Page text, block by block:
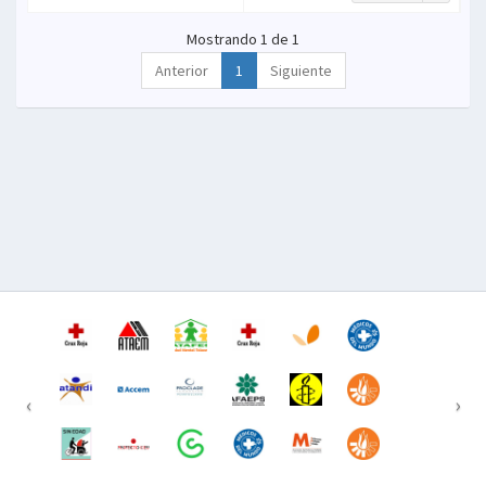
Mostrando 1 de 1
Anterior
1 Siguiente
‹ ›